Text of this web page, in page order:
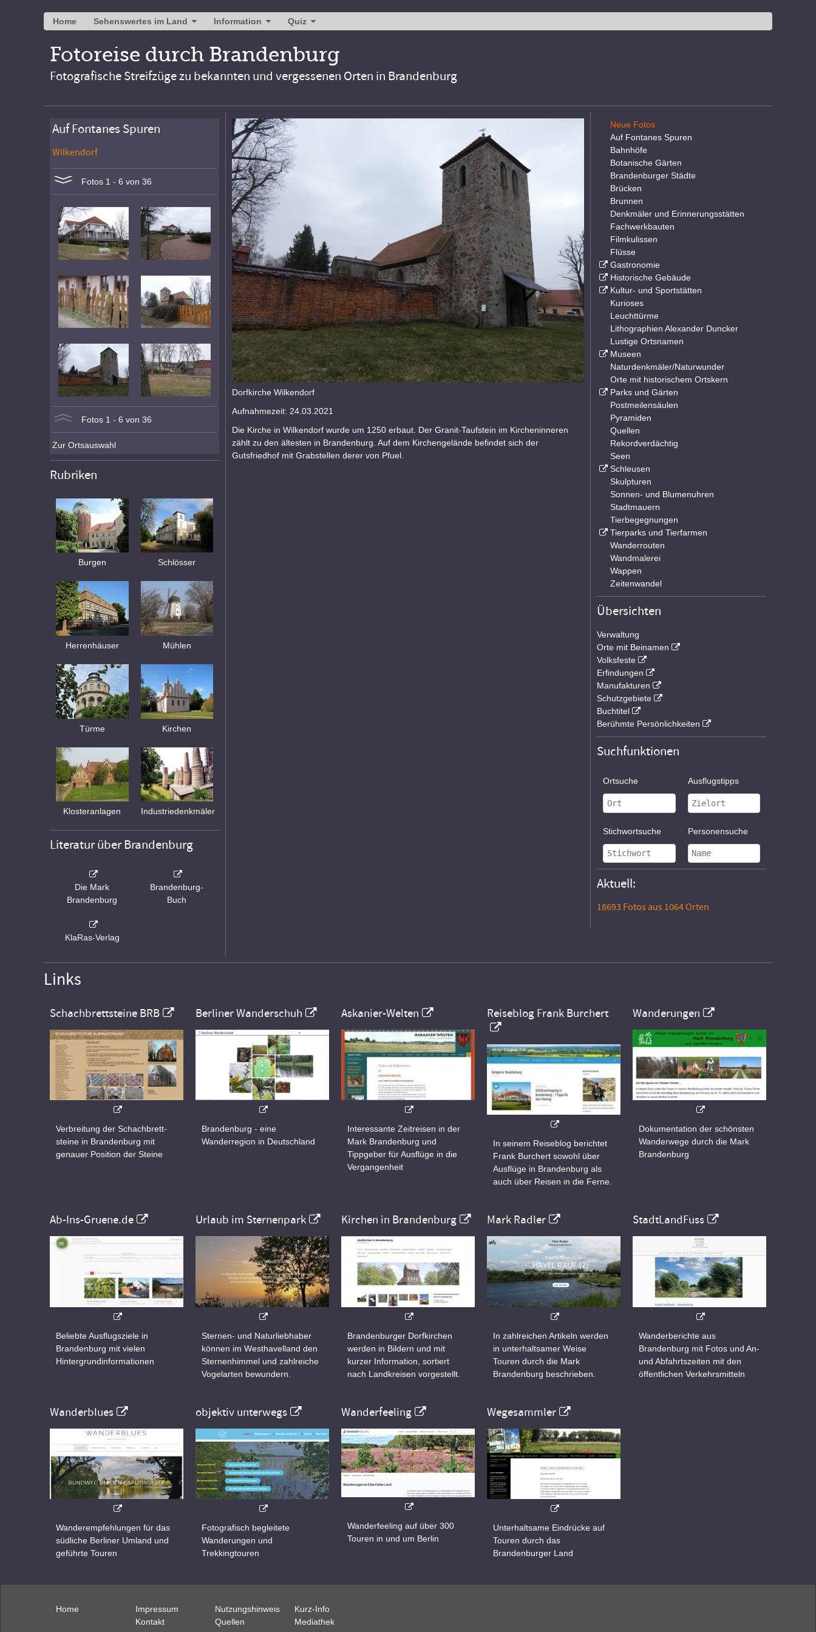
Home Sehenswertes im Land Information Quiz
Fotoreise durch Brandenburg
Fotografische Streifzüge zu bekannten und vergessenen Orten in Brandenburg
Dorfkirche Wilkendorf
Aufnahmezeit: 24.03.2021
Die Kirche in Wilkendorf wurde um 1250 erbaut. Der Granit-Taufstein im Kircheninneren
zählt zu den ältesten in Brandenburg. Auf dem Kirchengelände befindet sich der
Gutsfriedhof mit Grabstellen derer von Pfuel.
Auf Fontanes Spuren
Wilkendorf
Fotos 1 - 6 von 36
Fotos 1 - 6 von 36
Zur Ortsauswahl
Rubriken
Burgen Schlösser
Herrenhäuser Mühlen
Türme Kirchen
Klosteranlagen Industriedenkmäler
Literatur über Brandenburg
Die Mark
Brandenburg
Brandenburg-
Buch
KlaRas-Verlag
Neue Fotos
Auf Fontanes Spuren
Bahnhöfe
Botanische Gärten
Brandenburger Städte
Brücken
Brunnen
Denkmäler und Erinnerungsstätten
Fachwerkbauten
Filmkulissen
Flüsse
Gastronomie
Historische Gebäude
Kultur- und Sportstätten
Kurioses
Leuchttürme
Lithographien Alexander Duncker
Lustige Ortsnamen
Museen
Naturdenkmäler/Naturwunder
Orte mit historischem Ortskern
Parks und Gärten
Postmeilensäulen
Pyramiden
Quellen
Rekordverdächtig
Seen
Schleusen
Skulpturen
Sonnen- und Blumenuhren
Stadtmauern
Tierbegegnungen
Tierparks und Tierfarmen
Wanderrouten
Wandmalerei
Wappen
Zeitenwandel
Übersichten
Verwaltung
Orte mit Beinamen
Volksfeste
Erfindungen
Manufakturen
Schutzgebiete
Buchtitel
Berühmte Persönlichkeiten
Suchfunktionen
Ortsuche Ausflugstipps
Stichwortsuche Personensuche
Aktuell:
18693 Fotos aus 1064 Orten
Links
Schachbrettsteine BRB
Verbreitung der Schachbrett-
steine in Brandenburg mit
genauer Position der Steine
Berliner Wanderschuh
Brandenburg - eine
Wanderregion in Deutschland
Askanier-Welten
Interessante Zeitreisen in der
Mark Brandenburg und
Tippgeber für Ausflüge in die
Vergangenheit
Reiseblog Frank Burchert
In seinem Reiseblog berichtet
Frank Burchert sowohl über
Ausflüge in Brandenburg als
auch über Reisen in die Ferne.
Wanderungen
Dokumentation der schönsten
Wanderwege durch die Mark
Brandenburg
Ab-Ins-Gruene.de
Beliebte Ausflugsziele in
Brandenburg mit vielen
Hintergrundinformationen
Urlaub im Sternenpark
Sternen- und Naturliebhaber
können im Westhavelland den
Sternenhimmel und zahlreiche
Vogelarten bewundern.
Kirchen in Brandenburg
Brandenburger Dorfkirchen
werden in Bildern und mit
kurzer Information, sortiert
nach Landkreisen vorgestellt.
Mark Radler
In zahlreichen Artikeln werden
in unterhaltsamer Weise
Touren durch die Mark
Brandenburg beschrieben.
StadtLandFuss
Wanderberichte aus
Brandenburg mit Fotos und An-
und Abfahrtszeiten mit den
öffentlichen Verkehrsmitteln
Wanderblues
Wanderempfehlungen für das
südliche Berliner Umland und
geführte Touren
objektiv unterwegs
Fotografisch begleitete
Wanderungen und
Trekkingtouren
Wanderfeeling
Wanderfeeling auf über 300
Touren in und um Berlin
Wegesammler
Unterhaltsame Eindrücke auf
Touren durch das
Brandenburger Land
Home
Impressum
Kontakt
Nutzungshinweis
Quellen
Kurz-Info
Mediathek